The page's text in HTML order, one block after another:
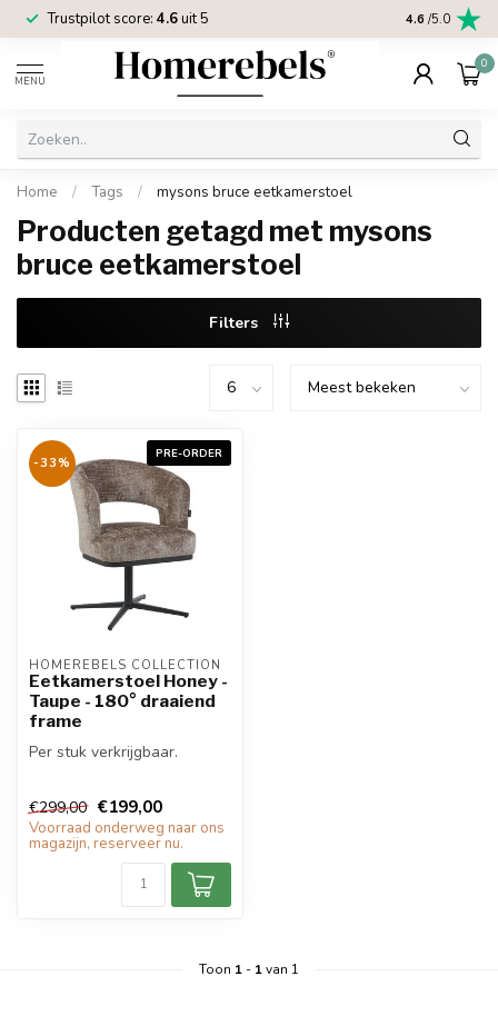
Trustpilot score: 4.6uit 5 2 jaar
4.6 /5.0
MENU
0
Home / Tags / mysons bruce eetkamerstoel
Producten getagd met mysons
bruce eetkamerstoel
Filters
PRE-ORDER
-33%
HOMEREBELS COLLECTION
Eetkamerstoel Honey -
Taupe - 180° draaiend
frame
Per stuk verkrijgbaar.
€299,00 €199,00
Voorraad onderweg naar ons
magazijn, reserveer nu.
Toon 1- 1van 1